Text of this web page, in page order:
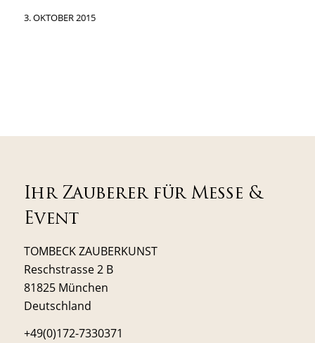
3. OKTOBER 2015
Ihr Zauberer für Messe &
Event
TOMBECK ZAUBERKUNST
Reschstrasse 2 B
81825 München
Deutschland
+49(0)172-7330371